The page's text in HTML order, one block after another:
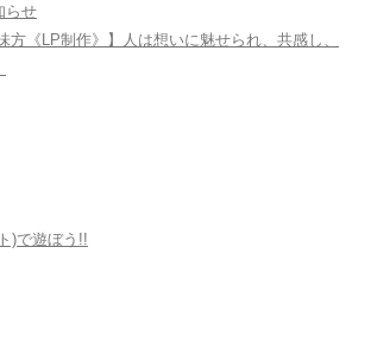
らせ
方《LP制作》】人は想いに魅せられ、共感し、
)で遊ぼう!!